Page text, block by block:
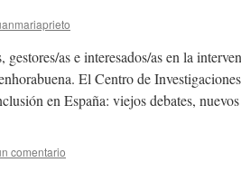
gestores/as e interesados/as en la
El Centro de
en España: viejos debates,
comentario